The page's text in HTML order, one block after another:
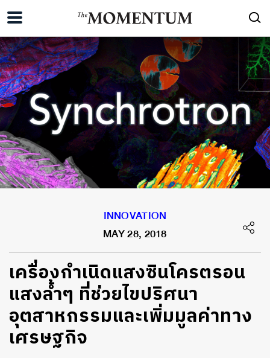
INNOVATION
MAY 28, 2018
เครื่องกำเนิดแสงซินโครตรอน
แสงล้ำๆ ที่ช่วยไขปริศนา
อุตสาหกรรมและเพิ่มมูลค่าทาง
เศรษฐกิจ